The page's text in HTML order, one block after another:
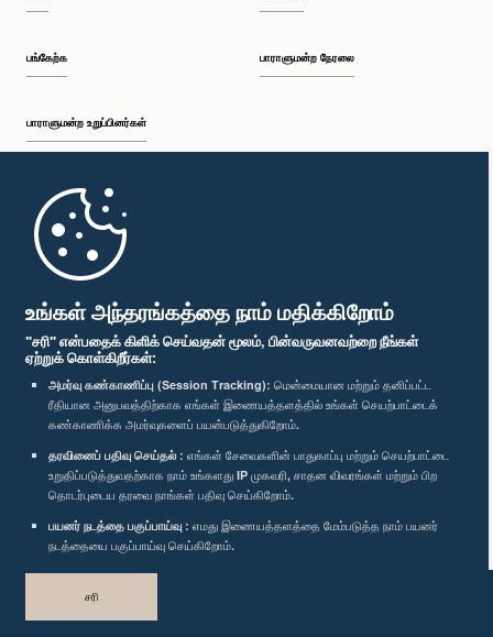
உங்கள் அந்தரங்கத்தை நாம் மதிக்கிறோம்
"சரி" என்பதைக் கிளிக் செய்வதன் மூலம், பின்வருவனவற்றை நீங்கள்
ஏற்றுக் கொள்கிறீர்கள்:
அமர்வு கண்காணிப்பு (Session Tracking): மென்மையான மற்றும் தனிப்பட்ட
ரீதியான அனுபவத்திற்காக எங்கள் இணையத்தளத்தில் உங்கள் செயற்பாட்டைக்
கண்காணிக்க அமர்வுகளைப் பயன்படுத்துகிறோம்.
தரவினைப் பதிவு செய்தல் : எங்கள் சேவைகளின் பாதுகாப்பு மற்றும் செயற்பாட்டை
உறுதிப்படுத்துவதற்காக நாம் உங்களது IP முகவரி, சாதன விவரங்கள் மற்றும் பிற
தொடர்புடைய தரவை நாங்கள் பதிவு செய்கிறோம்.
பயனர் நடத்தை பகுப்பாய்வு : எமது இணையத்தளத்தை மேம்படுத்த நாம் பயனர்
நடத்தையை பகுப்பாய்வு செய்கிறோம்.
சரி
பங்கேற்க
பாராளுமன்ற உறுப்பினர்கள்
முதற்பக்கம்
பாராளுமன்ற நேரலை
பாராளுமன்ற கையடக்க செயலி
எம்மை பின்தொடர்க :
விருதுகள்
தனியுரிமைக் கொள்கை